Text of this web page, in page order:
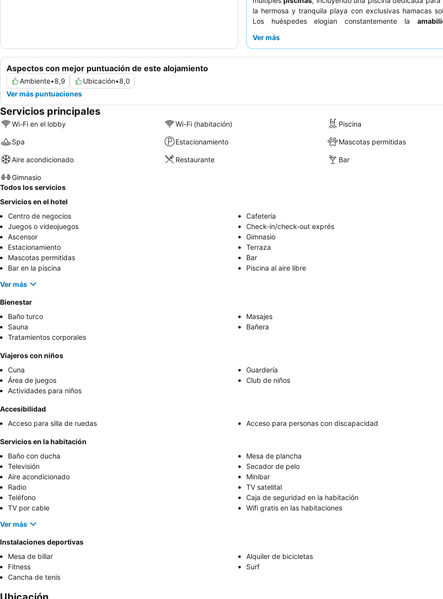
la hermosa y tranquila playa con exclusivas hamacas
Los huéspedes elogian constantemente la
bármanes, y destacan la deliciosa oferta de los
Ver más
Aspectos con mejor puntuación de este alojamiento
Ambiente•8,9 Ubicación•8,0
Ver más puntuaciones
Servicios principales
Wi-Fi en el lobby Wi-Fi (habitación) Piscina
Spa Estacionamiento Mascotas permitidas
Aire acondicionado Restaurante Bar
Gimnasio
Todos los servicios
Servicios en el hotel
Centro de negocios
Cafetería
Juegos o videojuegos
Check-in/check-out exprés
Ascensor
Gimnasio
Estacionamiento
Terraza
Mascotas permitidas
Bar
Bar en la piscina
Piscina al aire libre
Ver más
Bienestar
Baño turco
Masajes
Sauna
Bañera
Tratamientos corporales
Viajeros con niños
Cuna
Guardería
Área de juegos
Club de niños
Actividades para niños
Accesibilidad
Acceso para silla de ruedas
Acceso para personas con discapacidad
Servicios en la habitación
Baño con ducha
Mesa de plancha
Televisión
Secador de pelo
Aire acondicionado
Minibar
Radio
TV satelital
Teléfono
Caja de seguridad en la habitación
TV por cable
Wifi gratis en las habitaciones
Ver más
Instalaciones deportivas
Mesa de billar
Alquiler de bicicletas
Fitness
Surf
Cancha de tenis